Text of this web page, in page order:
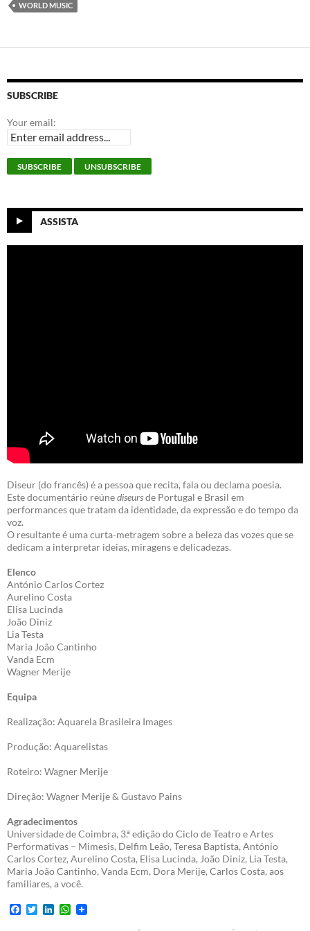
WORLD MUSIC
SUBSCRIBE
Your email:
ASSISTA
Diseur (do francês) é a pessoa que recita, fala ou declama poesia.
Este documentário reúnediseursde Portugal e Brasil em
performances que tratam da identidade, da expressão e do tempo da
voz.
O resultante é uma curta-metragem sobre a beleza das vozes que se
dedicam a interpretar ideias, miragens e delicadezas.
Elenco
António Carlos Cortez
Aurelino Costa
Elisa Lucinda
João Diniz
Lia Testa
Maria João Cantinho
Vanda Ecm
Wagner Merije
Equipa
Realização: Aquarela Brasileira Images
Produção: Aquarelistas
Roteiro: Wagner Merije
Direção: Wagner Merije & Gustavo Pains
Agradecimentos
Universidade de Coimbra, 3.ª edição do Ciclo de Teatro e Artes
Performativas – Mimesis, Delfim Leão, Teresa Baptista, António
Carlos Cortez, Aurelino Costa, Elisa Lucinda, João Diniz, Lia Testa,
Maria João Cantinho, Vanda Ecm, Dora Merije, Carlos Costa, aos
familiares, a você.
F
T
W